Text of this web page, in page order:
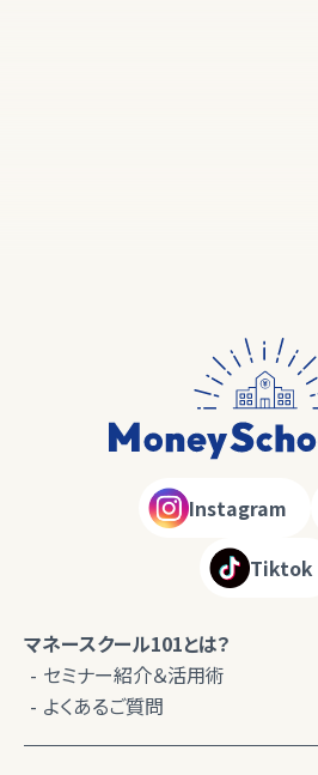
Instagram
Tiktok
マネースクール101とは？
セミナー紹介＆活用術
よくあるご質問